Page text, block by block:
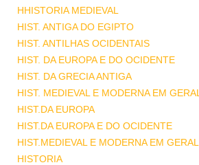
HHISTORIA MEDIEVAL
HIST. ANTIGA DO EGIPTO
HIST. ANTILHAS OCIDENTAIS
HIST. DA EUROPA E DO OCIDENTE
HIST. DA GRECIA ANTIGA
HIST. MEDIEVAL E MODERNA EM GERAL
HIST.DA EUROPA
HIST.DA EUROPA E DO OCIDENTE
HIST.MEDIEVAL E MODERNA EM GERAL
HISTORIA